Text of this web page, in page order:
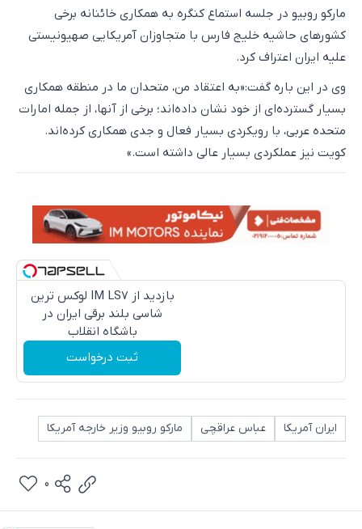
مارکو روبیو در جلسه استماع کنگره به همکاری خائنانه برخی
کشورهای حاشیه خلیج فارس با متجاوزان آمریکایی صهیونیستی
علیه ایران اعتراف کرد.
وی در این باره گفت:«به اعتقاد من، متحدان ما در منطقه همکاری
بسیار گسترده‌ای از خود نشان داده‌اند؛ برخی از آنها، از جمله امارات
متحده عربی، با رویکردی بسیار فعال و جدی همکاری کرده‌اند.
کویت نیز عملکردی بسیار عالی داشته است.»
بازدید از IM LS7 لوکس ترین
شاسی بلند برقی ایران در
باشگاه انقلاب
ثبت درخواست
ایران آمریکا عباس عراقچى مارکو روبیو وزیر خارجه آمریکا
0